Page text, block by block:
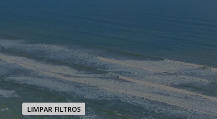
LIMPAR FILTROS